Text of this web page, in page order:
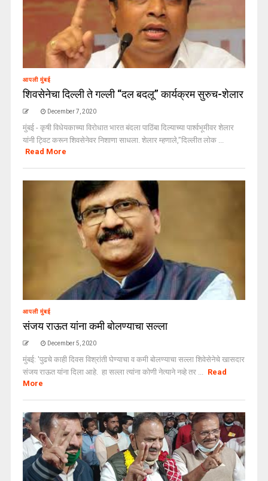
आपली मुंबई
शिवसेनेचा दिल्ली ते गल्ली “दल बदलू” कार्यक्रम सुरुच-शेलार
December 7, 2020
मुंबई - कृषी विधेयकाच्या विरोधात भारत बंदला पाठिंबा दिल्याच्या पार्श्वभूमीवर शेलार
यांनी ट्विट करून शिवसेनेवर निशाणा साधला. शेलार म्हणाले,”दिल्लीत लोक ...
Read More
आपली मुंबई
संजय राऊत यांना कमी बोलण्याचा सल्ला
December 5, 2020
मुंबई: 'पुढचे काही दिवस विश्रांती घेण्याचा व कमी बोलण्याचा सल्ला शिवेसेनेचे खासदार
संजय राऊत यांना दिला आहे. हा सल्ला त्यांना कोणी नेत्याने नव्हे तर ... Read
More